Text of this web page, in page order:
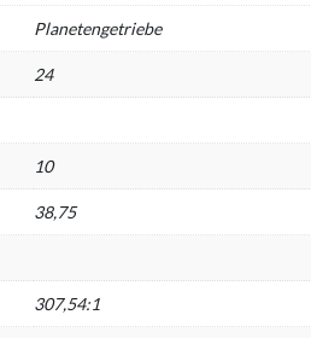
Planetengetriebe
24
10
38,75
307,54:1